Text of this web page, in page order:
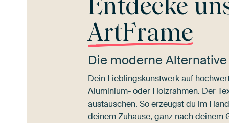
Entdecke
ArtFrame
Die moderne
Dein Lieblingskunstwerk auf
Aluminium- oder Holzrahmen. Der
austauschen. So erzeugst du im
deinem Zuhause, ganz nach deinem